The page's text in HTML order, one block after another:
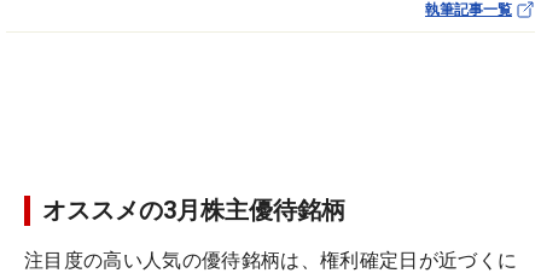
執筆記事一覧
オススメの3月株主優待銘柄
注目度の高い人気の優待銘柄は、権利確定日が近づくに